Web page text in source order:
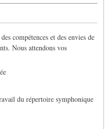
compétences et des envies de
Nous attendons vos
du répertoire symphonique